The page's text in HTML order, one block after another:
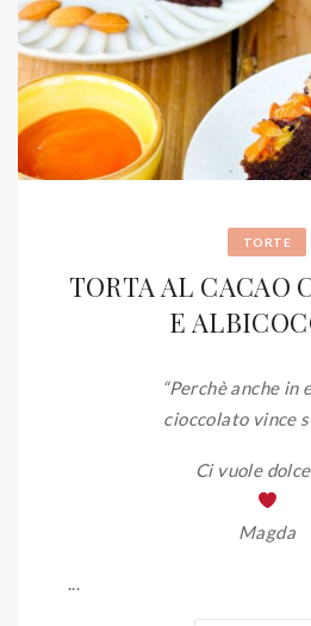
TORTE
TORTA AL CACAO
E
“Perchè anche in
cioccolato vince
Ci vuole
Magda